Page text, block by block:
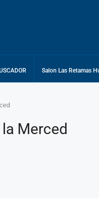
Salon Las Retamas
Merced